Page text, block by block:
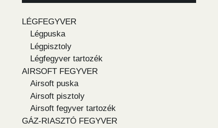
LÉGFEGYVER
Légpuska
Légpisztoly
Légfegyver tartozék
AIRSOFT FEGYVER
Airsoft puska
Airsoft pisztoly
Airsoft fegyver tartozék
GÁZ-RIASZTÓ FEGYVER